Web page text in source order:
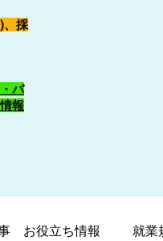
、採
パ
報
お役立ち情報 就業